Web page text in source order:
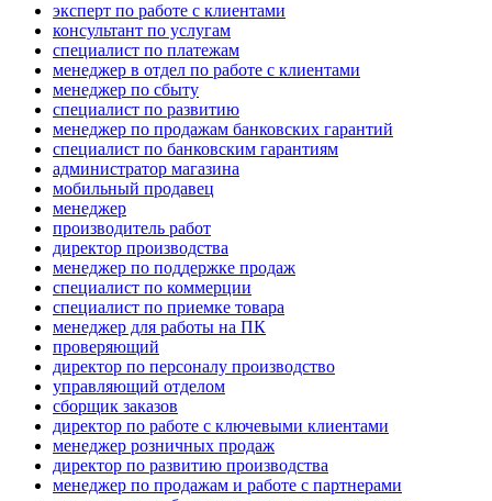
эксперт по работе с клиентами
консультант по услугам
специалист по платежам
менеджер в отдел по работе с клиентами
менеджер по сбыту
специалист по развитию
менеджер по продажам банковских гарантий
специалист по банковским гарантиям
администратор магазина
мобильный продавец
менеджер
производитель работ
директор производства
менеджер по поддержке продаж
специалист по коммерции
специалист по приемке товара
менеджер для работы на ПК
проверяющий
директор по персоналу производство
управляющий отделом
сборщик заказов
директор по работе с ключевыми клиентами
менеджер розничных продаж
директор по развитию производства
менеджер по продажам и работе с партнерами